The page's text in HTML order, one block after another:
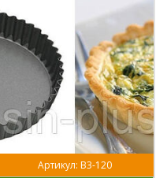
Артикул: В3-120